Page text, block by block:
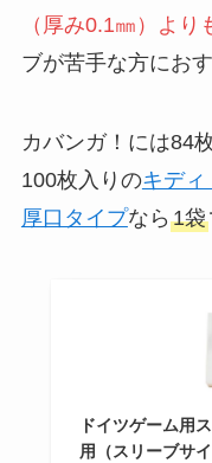
（厚み0.1㎜）より
ブが苦手な方にお
カバンガ！には84
100枚入りのキディ
厚口タイプなら 1袋
ドイツゲーム用
用（スリーブサ